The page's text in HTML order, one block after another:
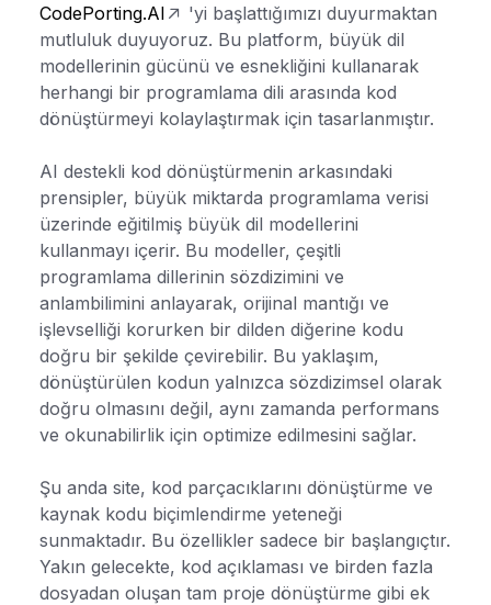
CodePorting.AI
'yi başlattığımızı duyurmaktan
mutluluk duyuyoruz. Bu platform, büyük dil
modellerinin gücünü ve esnekliğini kullanarak
herhangi bir programlama dili arasında kod
dönüştürmeyi kolaylaştırmak için tasarlanmıştır.
AI destekli kod dönüştürmenin arkasındaki
prensipler, büyük miktarda programlama verisi
üzerinde eğitilmiş büyük dil modellerini
kullanmayı içerir. Bu modeller, çeşitli
programlama dillerinin sözdizimini ve
anlambilimini anlayarak, orijinal mantığı ve
işlevselliği korurken bir dilden diğerine kodu
doğru bir şekilde çevirebilir. Bu yaklaşım,
dönüştürülen kodun yalnızca sözdizimsel olarak
doğru olmasını değil, aynı zamanda performans
ve okunabilirlik için optimize edilmesini sağlar.
Şu anda site, kod parçacıklarını dönüştürme ve
kaynak kodu biçimlendirme yeteneği
sunmaktadır. Bu özellikler sadece bir başlangıçtır.
Yakın gelecekte, kod açıklaması ve birden fazla
dosyadan oluşan tam proje dönüştürme gibi ek